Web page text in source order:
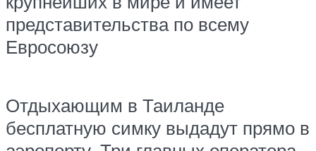
представительства по всему
Евросоюзу
Отдыхающим в Таиланде
бесплатную симку выдадут прямо в